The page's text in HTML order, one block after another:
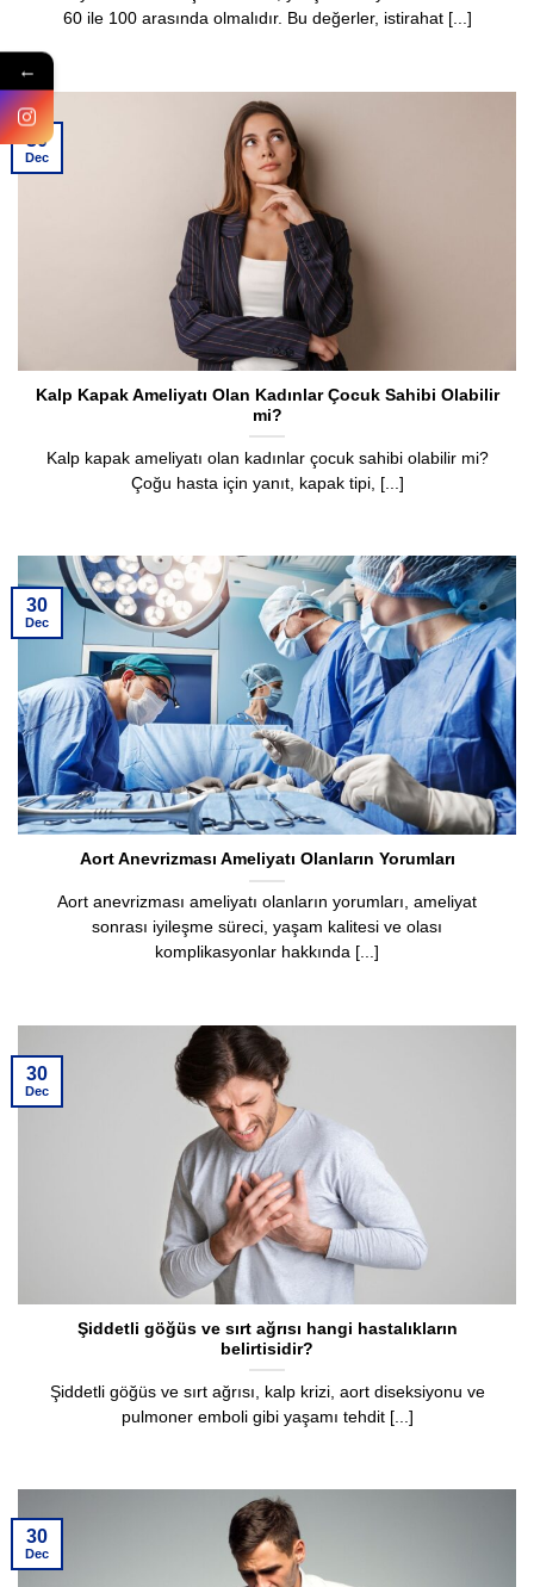
60 ile 100 arasında olmalıdır. Bu değerler, istirahat [...]
Kalp Kapak Ameliyatı Olan Kadınlar Çocuk Sahibi Olabilir
mi?
Kalp kapak ameliyatı olan kadınlar çocuk sahibi olabilir mi?
Çoğu hasta için yanıt, kapak tipi, [...]
30
Dec
Aort Anevrizması Ameliyatı Olanların Yorumları
Aort anevrizması ameliyatı olanların yorumları, ameliyat
sonrası iyileşme süreci, yaşam kalitesi ve olası
komplikasyonlar hakkında [...]
30
Dec
Şiddetli göğüs ve sırt ağrısı hangi hastalıkların
belirtisidir?
Şiddetli göğüs ve sırt ağrısı, kalp krizi, aort diseksiyonu ve
pulmoner emboli gibi yaşamı tehdit [...]
30
Dec
30
Dec
←